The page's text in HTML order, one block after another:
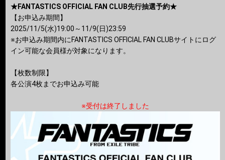
★FANTASTICS OFFICIAL FAN CLUB先行抽選予約★
【お申込み期間】
2025/11/5(水)19:00～11/9(日)23:59
※お申込み期間内にFANTASTICS OFFICIAL FAN CLUBサイトにログ
イン可能な会員様が対象になります。
【枚数制限】
各公演4枚までお申込み可能
※受付は終了しました